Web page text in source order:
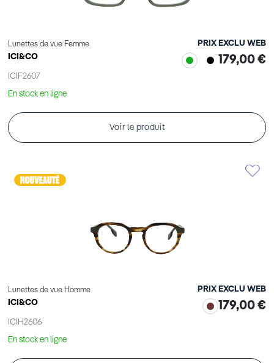
Lunettes de vue Femme
ICI&CO
ICIF2607
PRIX EXCLU WEB
179,00 €
En stock en ligne
Voir le produit
Lunettes de vue Homme
ICI&CO
ICIH2606
PRIX EXCLU WEB
179,00 €
En stock en ligne